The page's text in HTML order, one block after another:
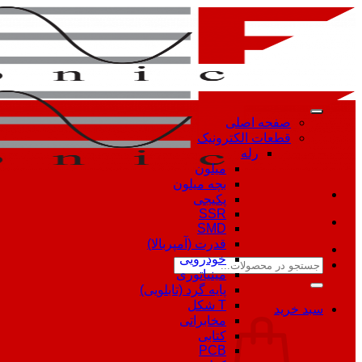
Skip
جستجو
سبد خرید
صفحه اصلی
قطعات الکترونیک
رله
میلون
بچه میلون
پکیجی
SSR
SMD
قدرت (آمپربالا)
خودرویی
مینیاتوری
پایه گرد (تابلویی)
T شکل
مخابراتی
کتابی
PCB